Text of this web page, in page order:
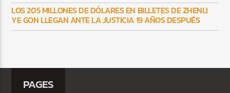
LOS 205 MILLONES DE DÓLARES EN BILLETES DE ZHENLI
YE GON LLEGAN ANTE LA JUSTICIA 19 AÑOS DESPUÉS
PAGES